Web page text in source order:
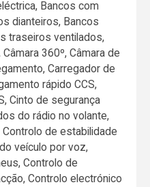
Bancos com
dianteiros, Bancos
traseiros ventilados,
360º, Câmara de
Carregador de
rápido CCS,
Cinto de segurança
do rádio no volante,
de estabilidade
veículo por voz,
Controlo de
Controlo electrónico